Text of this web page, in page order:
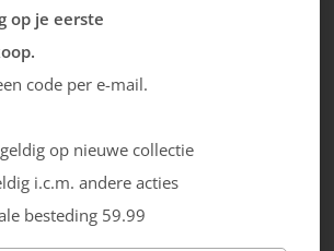
op je eerste
code per e-mail.
op nieuwe collectie
i.c.m. andere acties
besteding 59.99